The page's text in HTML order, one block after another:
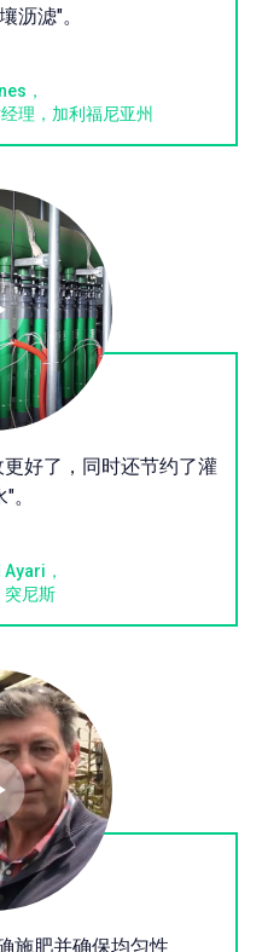
沥滤"。
，
理，加利福尼亚州
好了，同时还节约了灌
。
，
尼斯
施肥并确保均匀性